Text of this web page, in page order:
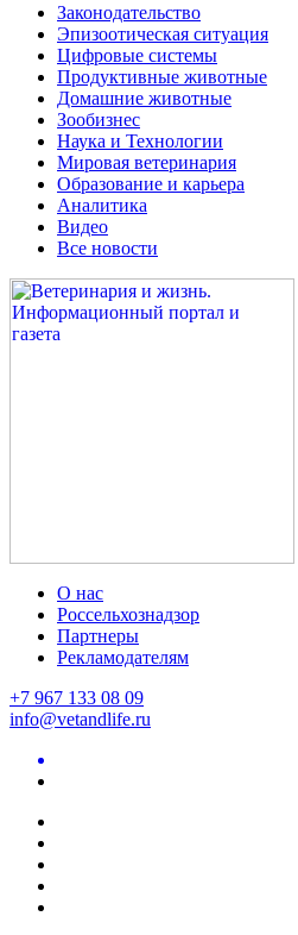
Законодательство
Эпизоотическая ситуация
Цифровые системы
Продуктивные животные
Домашние животные
Зообизнес
Наука и Технологии
Мировая ветеринария
Образование и карьера
Аналитика
Видео
Все новости
О нас
Россельхознадзор
Партнеры
Рекламодателям
+7 967 133 08 09
info@vetandlife.ru